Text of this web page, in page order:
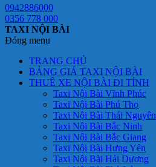
0942886000
0356 778 000
TAXI NỘI BÀI
Đóng menu
TRANG CHỦ
BẢNG GIÁ TAXI NỘI BÀI
THUÊ XE NỘI BÀI ĐI TỈNH
Taxi Nội Bài Vĩnh Phúc
Taxi Nội Bài Phú Thọ
Taxi Nội Bài Thái Nguyên
Taxi Nội Bài Bắc Ninh
Taxi Nội Bài Bắc Giang
Taxi Nội Bài Hưng Yên
Taxi Nội Bài Hải Dương